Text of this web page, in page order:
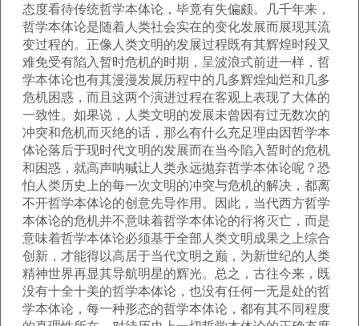
态度看待传统哲学本体论，毕竟有失偏颇。几千年来，
哲学本体论是随着人类社会实在的变化发展而展现其流
变过程的。正像人类文明的发展过程既有其辉煌时段又
难免受有陷入暂时危机的时期，呈波浪式前进一样，哲
学本体论也有其漫漫发展历程中的几多辉煌灿烂和几多
危机困惑，而且这两个演进过程在客观上表现了大体的
一致性。如果说，人类文明的发展未曾因有过无数次的
冲突和危机而灭绝的话，那么有什么充足理由因哲学本
体论落后于现时代文明的发展而在当今陷入暂时的危机
和困惑，就高声呐喊让人类永远抛弃哲学本体论呢？恐
怕人类历史上的每一次文明的冲突与危机的解决，都离
不开哲学本体论的创意先导作用。因此，当代西方哲学
本体论的危机并不意味着哲学本体论的行将灭亡，而是
意味着哲学本体论必须基于全部人类文明成果之上综合
创新，才能得以高居于当代文明之巅，为新世纪的人类
精神世界再显其导航明星的辉光。总之，古往今来，既
没有十全十美的哲学本体论，也没有任何一无是处的哲
学本体论，每一种形态的哲学本体论，都有其不同程度